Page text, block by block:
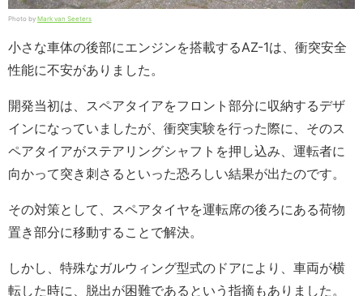
Photo by Mark van Seeters
小さな車体の後部にエンジンを搭載するAZ-1は、衝突安全
性能に不安がありました。
開発当初は、スペアタイアをフロント部分に収納するデザ
インになっていましたが、衝突実験を行った際に、そのス
ペアタイアがステアリングシャフトを押し込み、運転者に
向かって突き刺さるといった恐ろしい結果が出たのです。
その対策として、スペアタイヤを運転席の後ろにある荷物
置き部分に移動することで解決。
しかし、特殊なガルウィング型式のドアにより、車両が横
転した時に、脱出が困難であるという指摘もありました。